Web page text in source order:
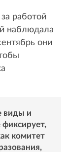
работой
наблюдала
они
виды и
комитет